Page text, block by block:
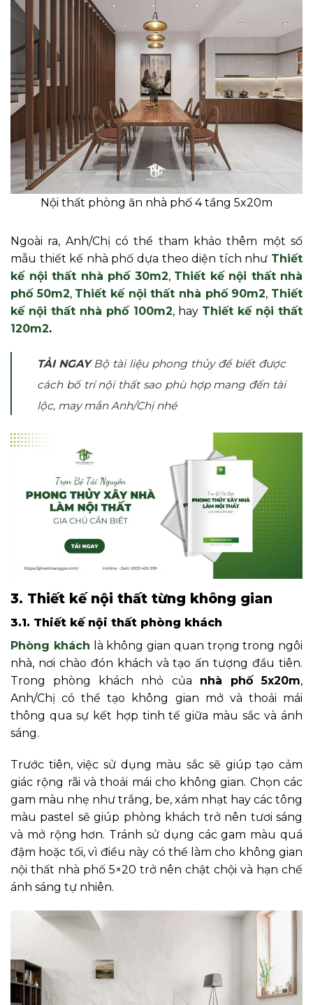
Nội thất phòng ăn nhà phố 4 tầng 5x20m
Ngoài ra, Anh/Chị có thể tham khảo thêm một số
mẫu thiết kế nhà phố dựa theo diện tích như Thiết
kế nội thất nhà phố 30m2, Thiết kế nội thất nhà
phố 50m2, Thiết kế nội thất nhà phố 90m2, Thiết
kế nội thất nhà phố 100m2, hay Thiết kế nội thất
120m2.
TẢI NGAYBộ tài liệu phong thủy để biết được
cách bố trí nội thất sao phù hợp mang đến tài
lộc, may mắn Anh/Chị nhé
3. Thiết kế nội thất từng không gian
3.1. Thiết kế nội thất phòng khách
Phòng khách là không gian quan trọng trong ngôi
nhà, nơi chào đón khách và tạo ấn tượng đầu tiên.
Trong phòng khách nhỏ của nhà phố 5x20m,
Anh/Chị có thể tạo không gian mở và thoải mái
thông qua sự kết hợp tinh tế giữa màu sắc và ánh
sáng.
Trước tiên, việc sử dụng màu sắc sẽ giúp tạo cảm
giác rộng rãi và thoải mái cho không gian. Chọn các
gam màu nhẹ như trắng, be, xám nhạt hay các tông
màu pastel sẽ giúp phòng khách trở nên tươi sáng
và mở rộng hơn. Tránh sử dụng các gam màu quá
đậm hoặc tối, vì điều này có thể làm cho không gian
nội thất nhà phố 5×20 trở nên chật chội và hạn chế
ánh sáng tự nhiên.